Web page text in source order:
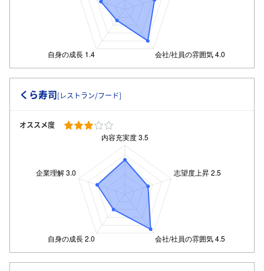
くら寿司[レストラン/フード]
オススメ度